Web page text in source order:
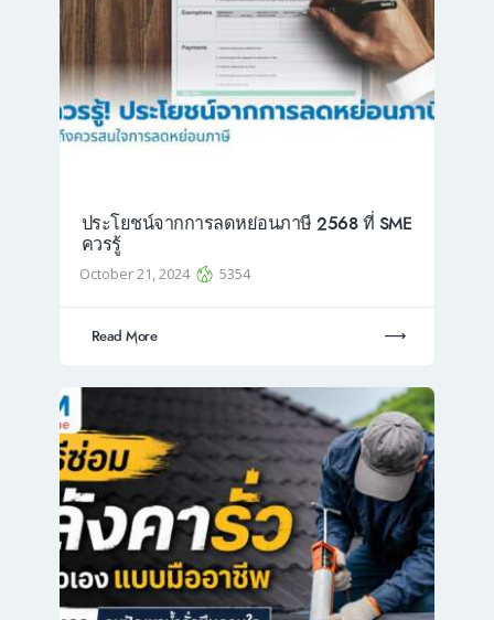
ประโยชน์จากการลดหย่อนภาษี 2568 ที่ SME
ควรรู้
October 21, 2024 5354
Read More